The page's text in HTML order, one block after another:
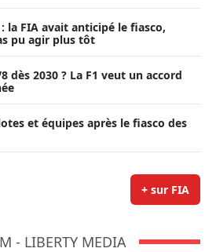
la FIA avait anticipé le fiasco,
pu agir plus tôt
dès 2030 ? La F1 veut un accord
et équipes après le fiasco des
+ sur FIA
- LIBERTY MEDIA